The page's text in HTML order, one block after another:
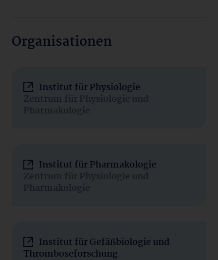
Organisationen
Institut für Physiologie
Zentrum für Physiologie und
Pharmakologie
Institut für Pharmakologie
Zentrum für Physiologie und
Pharmakologie
Institut für Gefäßbiologie und
Thromboseforschung